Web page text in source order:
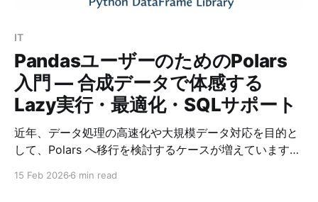
RADIUS（Remote Authentication Dial-
IT
PandasユーザーのためのPolars
入門 ― 合成データで体感する
Lazy実行・最適化・SQLサポート
近年、データ処理の高速化や大規模データ対応を目的と
して、Polars へ移行を検討するケースが増えています。
15 Feb 2026 6 min read